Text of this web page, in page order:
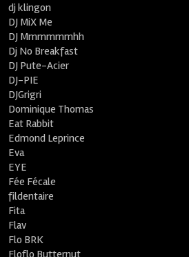
dj klingon
DJ MiX Me
DJ Mmmmmmhh
Dj No Breakfast
DJ Pute-Acier
DJ-PIE
DJGrigri
Dominique Thomas
Eat Rabbit
Edmond Leprince
Eva
EYE
Fée Fécale
fildentaire
Fita
Flav
Flo BRK
Floflo Butternut